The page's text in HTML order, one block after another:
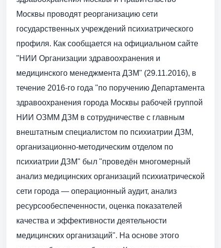
Москвы проводят реорганизацию сети
государственных учреждений психиатрического
профиля. Как сообщается на официальном сайте
"НИИ Организации здравоохранения и
медицинского менеджмента ДЗМ" (29.11.2016), в
течение 2016-го года "по поручению Департамента
здравоохранения города Москвы рабочей группой
НИИ ОЗММ ДЗМ в сотрудничестве с главным
внештатным специалистом по психиатрии ДЗМ,
организационно-методическим отделом по
психиатрии ДЗМ" был "проведён многомерный
анализ медицинских организаций психиатрической
сети города — операционный аудит, анализ
ресурсообеспеченности, оценка показателей
качества и эффективности деятельности
медицинских организаций". На основе этого